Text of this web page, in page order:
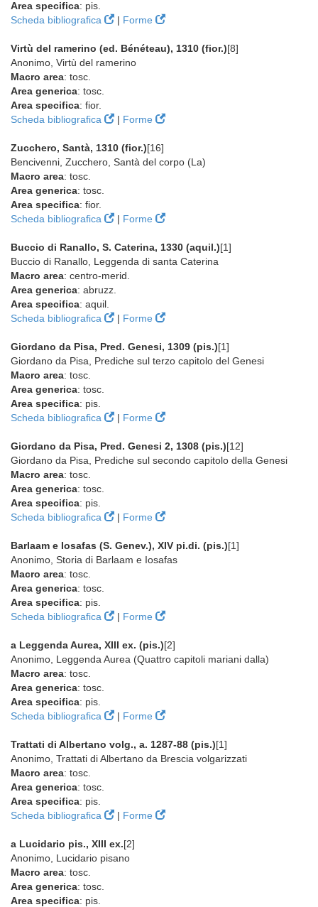
Area specifica: pis.
Scheda bibliografica
| Forme
Virtù del ramerino (ed. Bénéteau), 1310 (fior.)[8]
Anonimo, Virtù del ramerino
Macro area: tosc.
Area generica: tosc.
Area specifica: fior.
Scheda bibliografica
| Forme
Zucchero, Santà, 1310 (fior.)[16]
Bencivenni, Zucchero, Santà del corpo (La)
Macro area: tosc.
Area generica: tosc.
Area specifica: fior.
Scheda bibliografica
| Forme
Buccio di Ranallo, S. Caterina, 1330 (aquil.)[1]
Buccio di Ranallo, Leggenda di santa Caterina
Macro area: centro-merid.
Area generica: abruzz.
Area specifica: aquil.
Scheda bibliografica
| Forme
Giordano da Pisa, Pred. Genesi, 1309 (pis.)[1]
Giordano da Pisa, Prediche sul terzo capitolo del Genesi
Macro area: tosc.
Area generica: tosc.
Area specifica: pis.
Scheda bibliografica
| Forme
Giordano da Pisa, Pred. Genesi 2, 1308 (pis.)[12]
Giordano da Pisa, Prediche sul secondo capitolo della Genesi
Macro area: tosc.
Area generica: tosc.
Area specifica: pis.
Scheda bibliografica
| Forme
Barlaam e Iosafas (S. Genev.), XIV pi.di. (pis.)[1]
Anonimo, Storia di Barlaam e Iosafas
Macro area: tosc.
Area generica: tosc.
Area specifica: pis.
Scheda bibliografica
| Forme
a Leggenda Aurea, XIII ex. (pis.)[2]
Anonimo, Leggenda Aurea (Quattro capitoli mariani dalla)
Macro area: tosc.
Area generica: tosc.
Area specifica: pis.
Scheda bibliografica
| Forme
Trattati di Albertano volg., a. 1287-88 (pis.)[1]
Anonimo, Trattati di Albertano da Brescia volgarizzati
Macro area: tosc.
Area generica: tosc.
Area specifica: pis.
Scheda bibliografica
| Forme
a Lucidario pis., XIII ex.[2]
Anonimo, Lucidario pisano
Macro area: tosc.
Area generica: tosc.
Area specifica: pis.